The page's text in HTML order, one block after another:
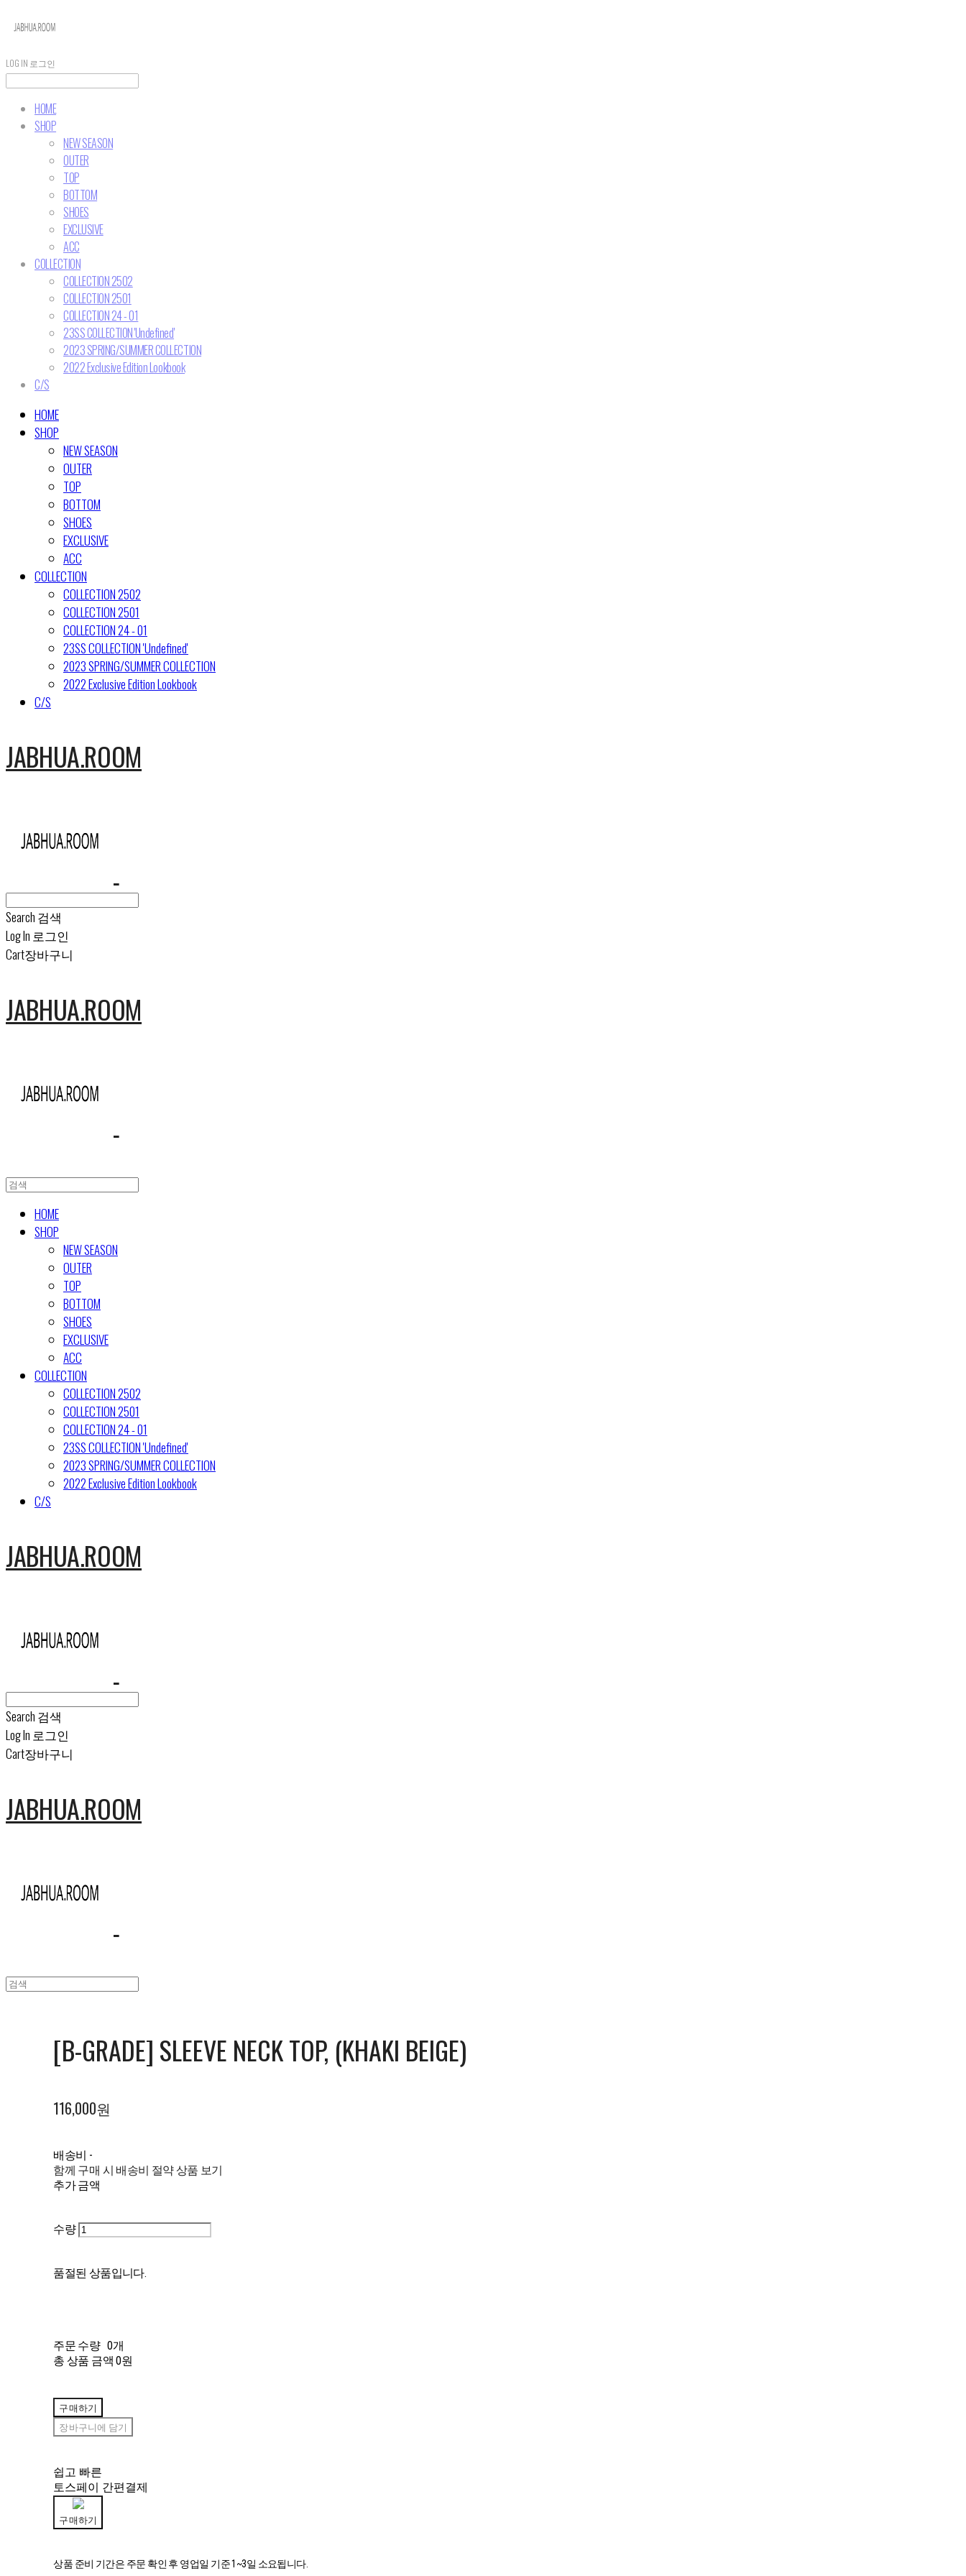
LOG IN 로그인
HOME
SHOP
NEW SEASON
OUTER
TOP
BOTTOM
SHOES
EXCLUSIVE
ACC
COLLECTION
COLLECTION 2502
COLLECTION 2501
COLLECTION 24 - 01
23SS COLLECTION 'Undefined'
2023 SPRING/SUMMER COLLECTION
2022 Exclusive Edition Lookbook
C/S
HOME
SHOP
NEW SEASON
OUTER
TOP
BOTTOM
SHOES
EXCLUSIVE
ACC
COLLECTION
COLLECTION 2502
COLLECTION 2501
COLLECTION 24 - 01
23SS COLLECTION 'Undefined'
2023 SPRING/SUMMER COLLECTION
2022 Exclusive Edition Lookbook
C/S
JABHUA.ROOM
Search 검색
Log In 로그인
Cart장바구니
JABHUA.ROOM
HOME
SHOP
NEW SEASON
OUTER
TOP
BOTTOM
SHOES
EXCLUSIVE
ACC
COLLECTION
COLLECTION 2502
COLLECTION 2501
COLLECTION 24 - 01
23SS COLLECTION 'Undefined'
2023 SPRING/SUMMER COLLECTION
2022 Exclusive Edition Lookbook
C/S
JABHUA.ROOM
Search 검색
Log In 로그인
Cart장바구니
JABHUA.ROOM
[B-GRADE] SLEEVE NECK TOP, (KHAKI BEIGE)
116,000원
배송비 -
함께 구매 시 배송비 절약 상품 보기
추가 금액
수량
품절된 상품입니다.
주문 수량 0개
총 상품 금액 0원
구매하기
장바구니에 담기
쉽고 빠른
토스페이 간편결제
구매하기
상품 준비 기간은 주문 확인 후 영업일 기준 1~3일 소요됩니다.